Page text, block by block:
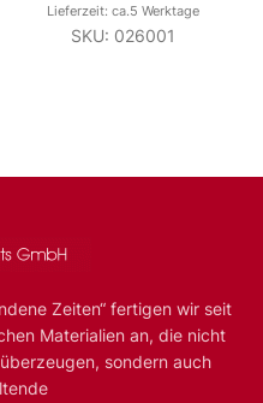
Lieferzeit: ca.5 Werktage
SKU: 026001
Zeiten“ fertigen wir seit
Materialien an, die nicht
sondern auch